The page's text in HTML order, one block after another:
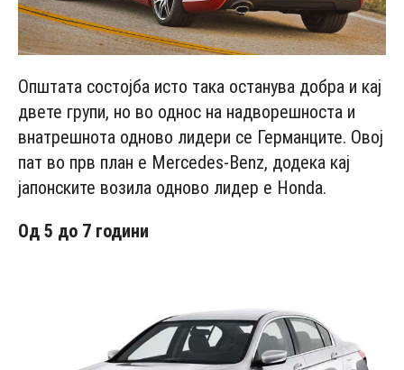
Општата состојба исто така останува добра и кај
двете групи, но во однос на надворешноста и
внатрешнота одново лидери се Германците. Овој
пат во прв план е Mercedes-Benz, додека кај
јапонските возила одново лидер е Honda.
Од 5 до 7 години